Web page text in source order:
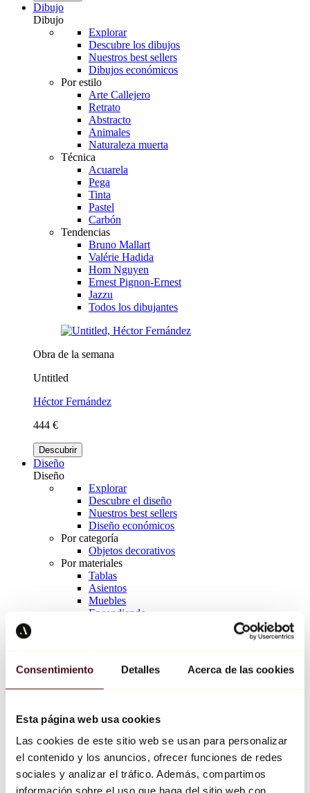
Consentimiento Detalles Acerca de las cookies
Esta página web usa cookies
Las cookies de este sitio web se usan para personalizar
el contenido y los anuncios, ofrecer funciones de redes
sociales y analizar el tráfico. Además, compartimos
información sobre el uso que haga del sitio web con
Dibujo
Dibujo
Explorar
Descubre los dibujos
Nuestros best sellers
Dibujos económicos
Por estilo
Arte Callejero
Retrato
Abstracto
Animales
Naturaleza muerta
Técnica
Acuarela
Pega
Tinta
Pastel
Carbón
Tendencias
Bruno Mallart
Valérie Hadida
Hom Nguyen
Ernest Pignon-Ernest
Jazzu
Todos los dibujantes
Obra de la semana
Untitled
Héctor Fernández
444 €
Descubrir
Diseño
Diseño
Explorar
Descubre el diseño
Nuestros best sellers
Diseño económicos
Por categoría
Objetos decorativos
Por materiales
Tablas
Asientos
Muebles
Encendiendo
Richard Orlinski
Keith Haring
Jeff Koons
Jean-Michel Basquiat
Todos los diseñadores
Obra de la semana